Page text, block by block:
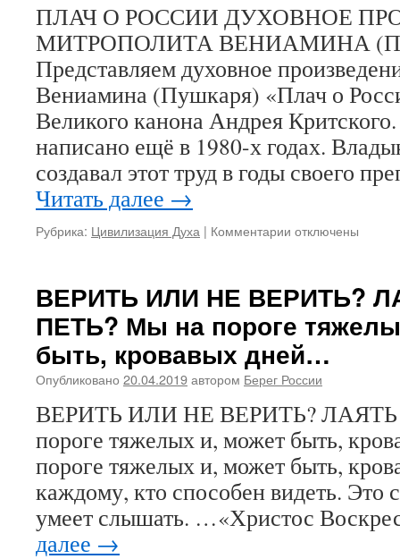
за
ПЛАЧ О РОССИИ ДУХОВНОЕ
МИТРОПОЛИТА ВЕНИАМИНА
Представляем духовное
Вениамина (Пушкаря) «Плач о
Великого канона Андрея
написано ещё в 1980-х годах.
создавал этот труд в годы своего
Читать далее →
Рубрика: Цивилизация Духа | Комментарии к
ВЕНИАМИН
(ПУШКАРЬ).
ПЛАЧ
О
РОССИИ.
КАНОН
отключены
ВЕРИТЬ ИЛИ НЕ ВЕРИТЬ?
ПЕТЬ? Мы на пороге
быть, кровавых дней…
Опубликовано 20.04.2019автором Берег России
ВЕРИТЬ ИЛИ НЕ ВЕРИТЬ?
пороге тяжелых и, может быть,
пороге тяжелых и, может быть,
каждому, кто способен видеть.
умеет слышать. …«Христос
далее →